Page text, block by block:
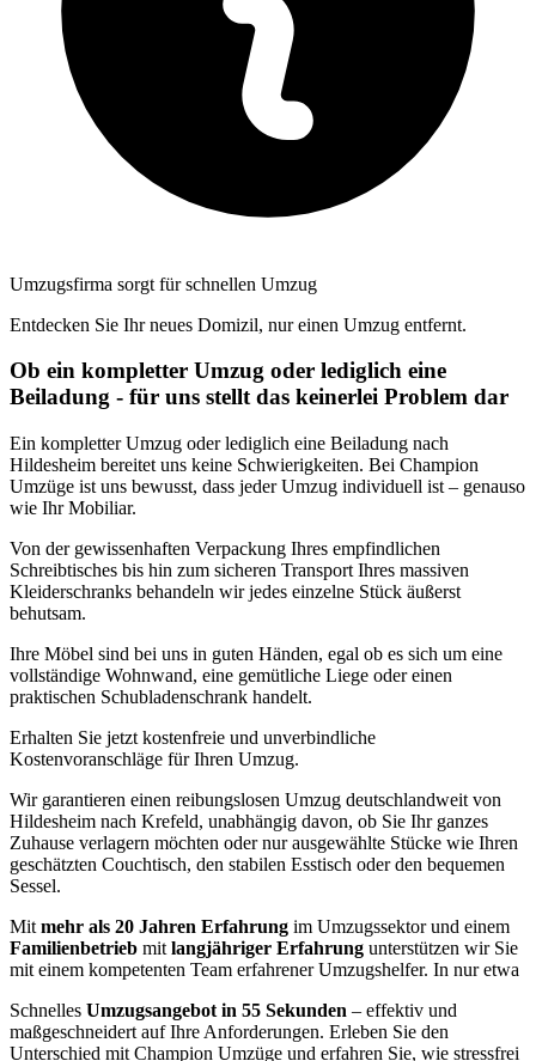
Umzugsfirma sorgt für schnellen Umzug
Entdecken Sie Ihr neues Domizil, nur einen Umzug entfernt.
Ob ein kompletter Umzug oder lediglich eine
Beiladung - für uns stellt das keinerlei Problem dar
Ein kompletter Umzug oder lediglich eine Beiladung nach
Hildesheim bereitet uns keine Schwierigkeiten. Bei Champion
Umzüge ist uns bewusst, dass jeder Umzug individuell ist – genauso
wie Ihr Mobiliar.
Von der gewissenhaften Verpackung Ihres empfindlichen
Schreibtisches bis hin zum sicheren Transport Ihres massiven
Kleiderschranks behandeln wir jedes einzelne Stück äußerst
behutsam.
Ihre Möbel sind bei uns in guten Händen, egal ob es sich um eine
vollständige Wohnwand, eine gemütliche Liege oder einen
praktischen Schubladenschrank handelt.
Erhalten Sie jetzt kostenfreie und unverbindliche
Kostenvoranschläge für Ihren Umzug.
Wir garantieren einen reibungslosen Umzug deutschlandweit von
Hildesheim nach Krefeld, unabhängig davon, ob Sie Ihr ganzes
Zuhause verlagern möchten oder nur ausgewählte Stücke wie Ihren
geschätzten Couchtisch, den stabilen Esstisch oder den bequemen
Sessel.
Mit mehr als 20 Jahren Erfahrung im Umzugssektor und einem
Familienbetrieb mit langjähriger Erfahrung unterstützen wir Sie
mit einem kompetenten Team erfahrener Umzugshelfer. In nur etwa
Schnelles Umzugsangebot in 55 Sekunden – effektiv und
maßgeschneidert auf Ihre Anforderungen. Erleben Sie den
Unterschied mit Champion Umzüge und erfahren Sie, wie stressfrei